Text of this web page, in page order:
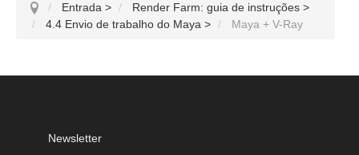
Entrada > Render Farm: guia de instruções >
4.4 Envio de trabalho do Maya > Maya + V-Ray
Newsletter